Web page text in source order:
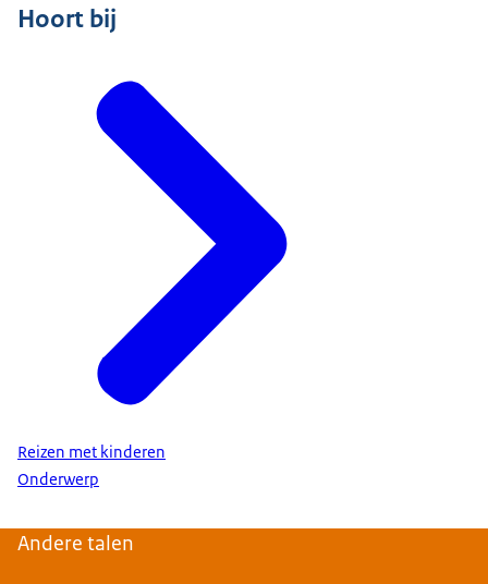
Hoort bij
Reizen met kinderen
Onderwerp
Andere talen